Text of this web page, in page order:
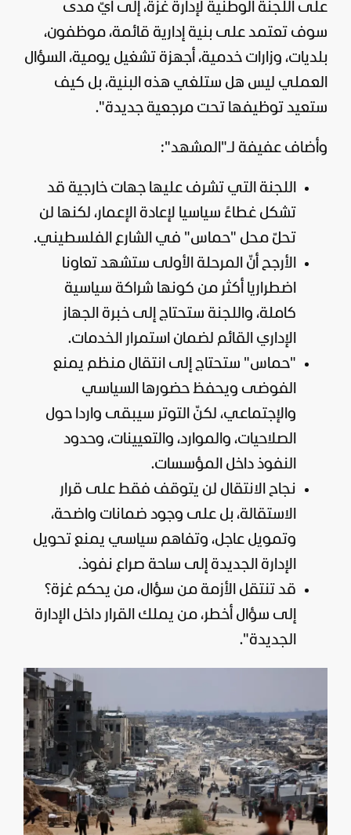
على اللجنة الوطنية لإدارة غزة، إلى أيّ مدى
سوف تعتمد على بنية إدارية قائمة، موظفون،
بلديات، وزارات خدمية، أجهزة تشغيل يومية، السؤال
العملي ليس هل ستلغي هذه البنية، بل كيف
ستعيد توظيفها تحت مرجعية جديدة".
وأضاف عفيفة لـ"المشهد":
اللجنة التي تشرف عليها جهات خارجية قد
تشكل غطاءً سياسيا لإعادة الإعمار، لكنها لن
تحلّ محل "حماس" في الشارع الفلسطيني.
الأرجح أنّ المرحلة الأولى ستشهد تعاونا
اضطراريا أكثر من كونها شراكة سياسية
كاملة، واللجنة ستحتاج إلى خبرة الجهاز
الإداري القائم لضمان استمرار الخدمات.
"حماس" ستحتاج إلى انتقال منظم يمنع
الفوضى ويحفظ حضورها السياسي
والإجتماعي، لكنّ التوتر سيبقى واردا حول
الصلاحيات، والموارد، والتعيينات، وحدود
النفوذ داخل المؤسسات.
نجاح الانتقال لن يتوقف فقط على قرار
الاستقالة، بل على وجود ضمانات واضحة،
وتمويل عاجل، وتفاهم سياسي يمنع تحويل
الإدارة الجديدة إلى ساحة صراع نفوذ.
قد تنتقل الأزمة من سؤال، من يحكم غزة؟
إلى سؤال أخطر، من يملك القرار داخل الإدارة
الجديدة".